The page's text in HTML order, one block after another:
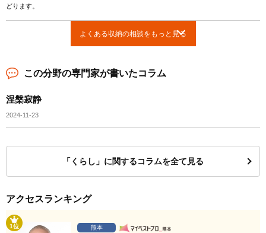
どります。
よくある収納の相談をもっと見る
この分野の専門家が書いたコラム
涅槃寂静
2024-11-23
「くらし」に関するコラムを全て見る
アクセスランキング
1位 熊本